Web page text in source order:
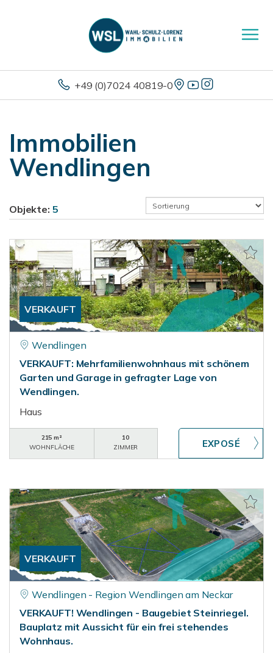
+49 (0)7024 40819-0
Immobilien
Wendlingen
Objekte: 5
VERKAUFT
Wendlingen
VERKAUFT: Mehrfamilienwohnhaus mit schönem
Garten und Garage in gefragter Lage von
Wendlingen.
Haus
215 m²
WOHNFLÄCHE
10
ZIMMER
VERKAUFT
Wendlingen - Region Wendlingen am Neckar
VERKAUFT! Wendlingen - Baugebiet Steinriegel.
Bauplatz mit Aussicht für ein frei stehendes
Wohnhaus.